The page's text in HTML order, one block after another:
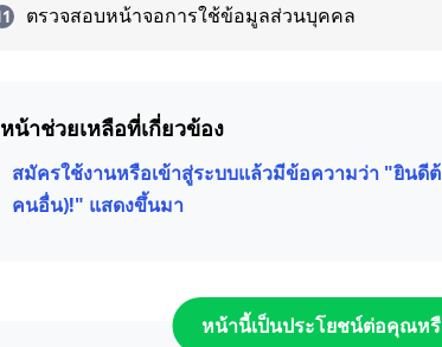
ตรวจสอบหน้าจอการใช้ข้อมูลส่วนบุคคล
หน้าช่วยเหลือที่เกี่ยวข้อง
สมัครใช้งานหรือเข้าสู่ระบบแล้วมีข้อความว่า "ยิน
คนอื่น)!" แสดงขึ้นมา
หน้านี้เป็นประโยชน์ต่อคุณห